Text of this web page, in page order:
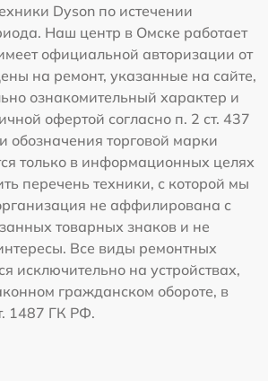
Dyson по истечении
Наш центр в Омске работает
официальной авторизации от
на ремонт, указанные на сайте,
ознакомительный характер и
офертой согласно п. 2 ст. 437
обозначения торговой марки
только в информационных целях
перечень техники, с которой мы
не аффилирована с
товарных знаков и не
Все виды ремонтных
исключительно на устройствах,
гражданском обороте, в
1487 ГК РФ.